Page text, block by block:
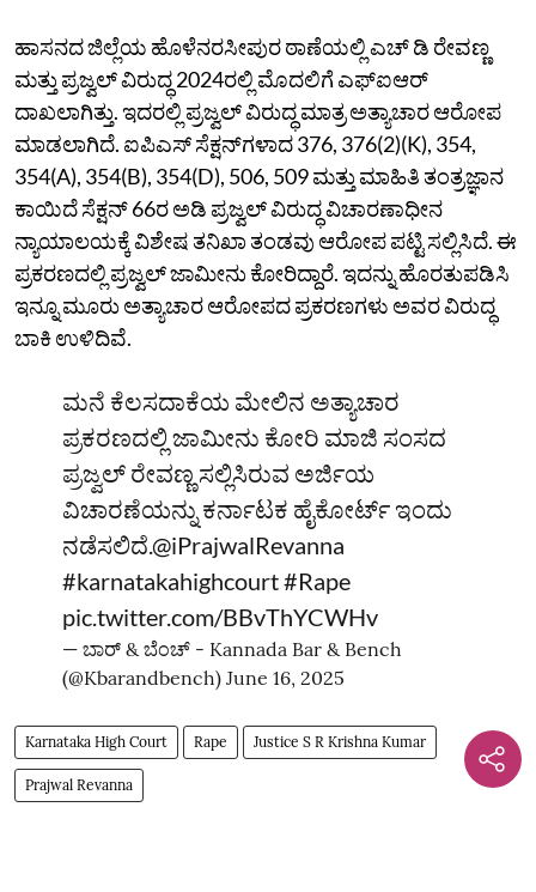
ಹಾಸನದ ಜಿಲ್ಲೆಯ ಹೊಳೆನರಸೀಪುರ ಠಾಣೆಯಲ್ಲಿ ಎಚ್‌ ಡಿ ರೇವಣ್ಣ
ಮತ್ತು ಪ್ರಜ್ವಲ್‌ ವಿರುದ್ಧ 2024ರಲ್ಲಿ ಮೊದಲಿಗೆ ಎಫ್‌ಐಆರ್‌
ದಾಖಲಾಗಿತ್ತು. ಇದರಲ್ಲಿ ಪ್ರಜ್ವಲ್‌ ವಿರುದ್ಧ ಮಾತ್ರ ಅತ್ಯಾಚಾರ ಆರೋಪ
ಮಾಡಲಾಗಿದೆ. ಐಪಿಎಸ್‌ ಸೆಕ್ಷನ್‌ಗಳಾದ 376, 376(2)(K), 354,
354(A), 354(B), 354(D), 506, 509 ಮತ್ತು ಮಾಹಿತಿ ತಂತ್ರಜ್ಞಾನ
ಕಾಯಿದೆ ಸೆಕ್ಷನ್ 66ರ ಅಡಿ ಪ್ರಜ್ವಲ್‌ ವಿರುದ್ಧ ವಿಚಾರಣಾಧೀನ
ನ್ಯಾಯಾಲಯಕ್ಕೆ ವಿಶೇಷ ತನಿಖಾ ತಂಡವು ಆರೋಪ ಪಟ್ಟಿ ಸಲ್ಲಿಸಿದೆ. ಈ
ಪ್ರಕರಣದಲ್ಲಿ ಪ್ರಜ್ವಲ್‌ ಜಾಮೀನು ಕೋರಿದ್ದಾರೆ. ಇದನ್ನು ಹೊರತುಪಡಿಸಿ
ಇನ್ನೂ ಮೂರು ಅತ್ಯಾಚಾರ ಆರೋಪದ ಪ್ರಕರಣಗಳು ಅವರ ವಿರುದ್ಧ
ಬಾಕಿ ಉಳಿದಿವೆ.
ಮನೆ ಕೆಲಸದಾಕೆಯ ಮೇಲಿನ ಅತ್ಯಾಚಾರ
ಪ್ರಕರಣದಲ್ಲಿ ಜಾಮೀನು ಕೋರಿ ಮಾಜಿ ಸಂಸದ
ಪ್ರಜ್ವಲ್‌ ರೇವಣ್ಣ ಸಲ್ಲಿಸಿರುವ ಅರ್ಜಿಯ
ವಿಚಾರಣೆಯನ್ನು ಕರ್ನಾಟಕ ಹೈಕೋರ್ಟ್‌ ಇಂದು
ನಡೆಸಲಿದೆ.@iPrajwalRevanna
#karnatakahighcourt#Rape
pic.twitter.com/BBvThYCWHv
— ಬಾರ್‌ & ಬೆಂಚ್ - Kannada Bar & Bench
(@Kbarandbench) June 16, 2025
Karnataka High Court Rape Justice S R Krishna Kumar
Prajwal Revanna